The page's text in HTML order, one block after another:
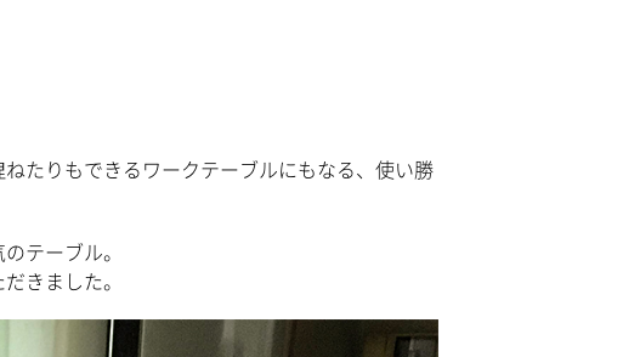
たりもできるワークテーブルにもなる、使い勝
テーブル。
きました。